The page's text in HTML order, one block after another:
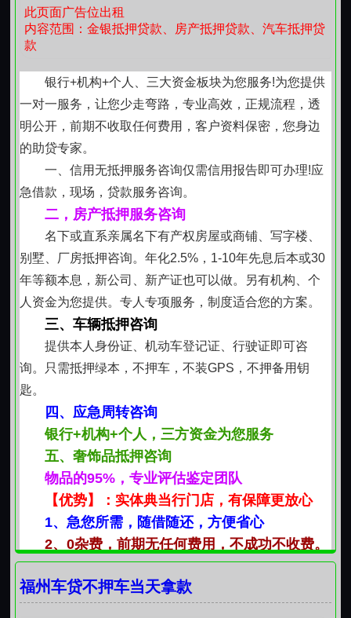
公司甚至典当行都有专用停车库，定期有专员维护保
养、打火。
此页面广告位出租
内容范围：金银抵押贷款、房产抵押贷款、汽车抵押贷
款
银行+机构+个人、三大资金板块为您服务!为您提供
一对一服务，让您少走弯路，专业高效，正规流程，透
明公开，前期不收取任何费用，客户资料保密，您身边
的助贷专家。
一、信用无抵押服务咨询仅需信用报告即可办理!应
急借款，现场，贷款服务咨询。
二，房产抵押服务咨询
名下或直系亲属名下有产权房屋或商铺、写字楼、
别墅、厂房抵押咨询。年化2.5%，1-10年先息后本或30
年等额本息，新公司、新产证也可以做。另有机构、个
人资金为您提供。专人专项服务，制度适合您的方案。
三、车辆抵押咨询
提供本人身份证、机动车登记证、行驶证即可咨
询。只需抵押绿本，不押车，不装GPS，不押备用钥
匙。
四、应急周转咨询
银行+机构+个人，三方资金为您服务
五、奢饰品抵押咨询
物品的95%，专业评估鉴定团队
【优势】：实体典当行门店，有保障更放心
1、急您所需，随借随还，方便省心
2、0杂费，前期无任何费用，不成功不收费。
3 免费提供适合您方案，24小时免费解答各种疑
问。
福州车贷不押车当天拿款